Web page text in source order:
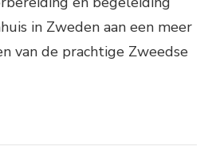
in Zweden aan een meer
van de prachtige Zweedse